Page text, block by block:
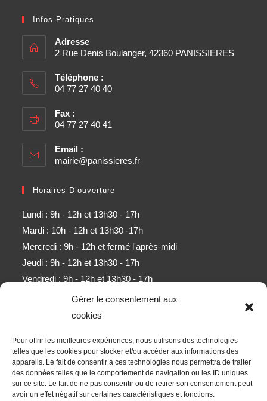
Gérer le consentement aux
cookies
Pour offrir les meilleures expériences, nous utilisons des technologies
telles que les cookies pour stocker et/ou accéder aux informations des
appareils. Le fait de consentir à ces technologies nous permettra de traiter
des données telles que le comportement de navigation ou les ID uniques
sur ce site. Le fait de ne pas consentir ou de retirer son consentement peut
avoir un effet négatif sur certaines caractéristiques et fonctions.
Infos Pratiques
Adresse
2 Rue Denis Boulanger, 42360 PANISSIERES
Téléphone :
04 77 27 40 40
Fax :
04 77 27 40 41
Email :
mairie@panissieres.fr
Horaires D’ouverture
Lundi : 9h - 12h et 13h30 - 17h
Mardi : 10h - 12h et 13h30 -17h
Mercredi : 9h - 12h et fermé l'après-midi
Jeudi : 9h - 12h et 13h30 - 17h
Vendredi : 9h - 12h et 13h30 - 17h
Samedi : 9h - 11h (sauf mois d'août)
Obtenez l’ensemble des derniers contenus par e-mail.
ALLER